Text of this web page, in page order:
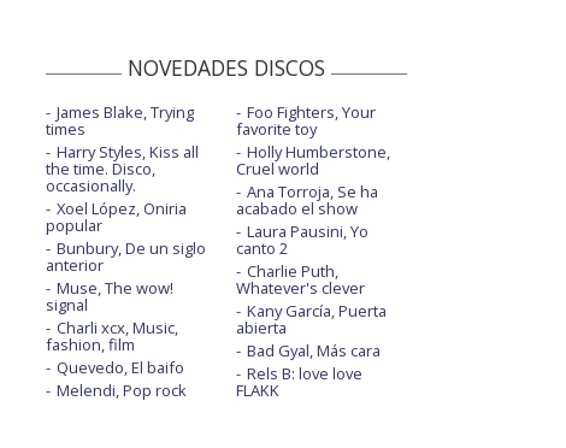
NOVEDADES DISCOS
James Blake, Trying
times
Harry Styles, Kiss all
the time. Disco,
occasionally.
Xoel López, Oniria
popular
Bunbury, De un siglo
anterior
Muse, The wow!
signal
Charli xcx, Music,
fashion, film
Quevedo, El baifo
Melendi, Pop rock
Foo Fighters, Your
favorite toy
Holly Humberstone,
Cruel world
Ana Torroja, Se ha
acabado el show
Laura Pausini, Yo
canto 2
Charlie Puth,
Whatever's clever
Kany García, Puerta
abierta
Bad Gyal, Más cara
Rels B: love love
FLAKK